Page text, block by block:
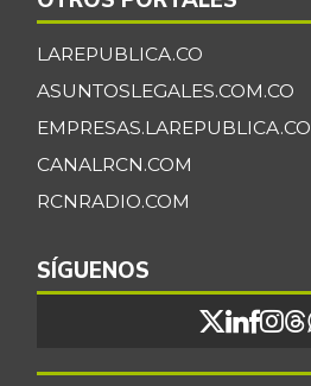
LAREPUBLICA.CO
ASUNTOSLEGALES.COM.CO
EMPRESAS.LAREPUBLICA.CO
CANALRCN.COM
RCNRADIO.COM
SÍGUENOS